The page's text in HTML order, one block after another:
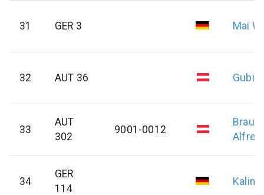
31 GER 3 Mai
32 AUT 36 Gubi
33
AUT
302
9001-0012
Alfred
34
GER
114